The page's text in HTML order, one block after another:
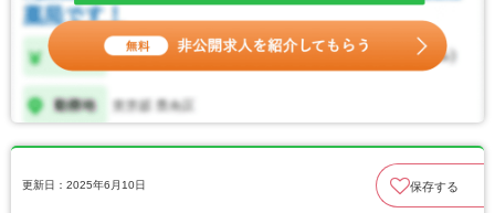
更新日：2025年6月10日 保存する